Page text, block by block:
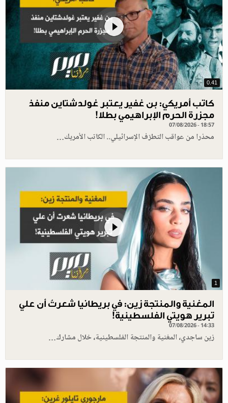
0.41
كاتب أمريكي: بن غفير يعتبر غولدشتاين منفذ
مجزرة الحرم الإبراهيمي بطلا!
07/08/2026 - 18:57
محذرا من عواقب التطرّف الإسرائيلي.. الكاتب الأمريك…
1
المغنية والمنتجة زين: في بريطانيا شعرتُ أن علي
تبرير هويتي الفلسطينية!
07/08/2026 - 14:33
زين ساجدي، المغنية والمنتجة الفلسطينية، خلال مشارك…